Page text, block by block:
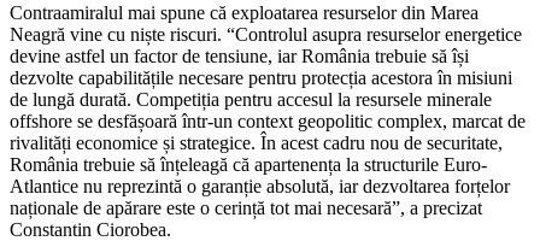
Contraamiralul mai spune că exploatarea resurselor din Marea
Neagră vine cu niște riscuri. “Controlul asupra resurselor energetice
devine astfel un factor de tensiune, iar România trebuie să își
dezvolte capabilitățile necesare pentru protecția acestora în misiuni
de lungă durată. Competiția pentru accesul la resursele minerale
offshore se desfășoară într-un context geopolitic complex, marcat de
rivalități economice și strategice. În acest cadru nou de securitate,
România trebuie să înțeleagă că apartenența la structurile Euro-
Atlantice nu reprezintă o garanție absolută, iar dezvoltarea forțelor
naționale de apărare este o cerință tot mai necesară”, a precizat
Constantin Ciorobea.